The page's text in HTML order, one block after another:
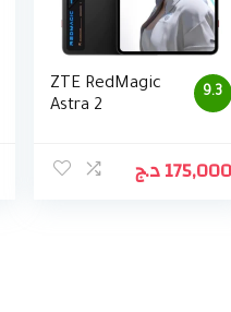
9.3
ZTE RedMagic
Astra 2
175,000د.ج